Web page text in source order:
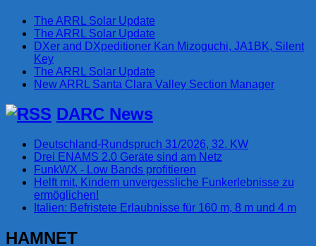
The ARRL Solar Update
The ARRL Solar Update
DXer and DXpeditioner Kan Mizoguchi, JA1BK, Silent
Key
The ARRL Solar Update
New ARRL Santa Clara Valley Section Manager
DARC News
Deutschland-Rundspruch 31/2026, 32. KW
Drei ENAMS 2.0 Geräte sind am Netz
FunkWX - Low Bands profitieren
Helft mit, Kindern unvergessliche Funkerlebnisse zu
ermöglichen!
Italien: Befristete Erlaubnisse für 160 m, 8 m und 4 m
HAMNET